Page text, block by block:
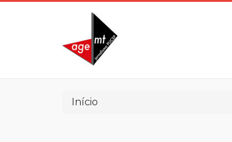
Trilha
Início